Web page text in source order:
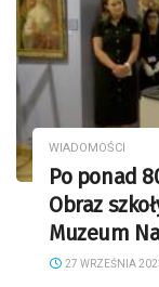
WIADOMOŚCI
Po ponad
Obraz
Muzeum
27 WRZEŚNIA